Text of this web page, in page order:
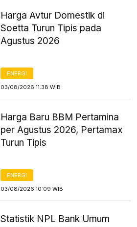
Harga Avtur Domestik di
Soetta Turun Tipis pada
Agustus 2026
ENERGI
03/08/2026 11:38 WIB
Harga Baru BBM Pertamina
per Agustus 2026, Pertamax
Turun Tipis
ENERGI
03/08/2026 10:09 WIB
Statistik NPL Bank Umum